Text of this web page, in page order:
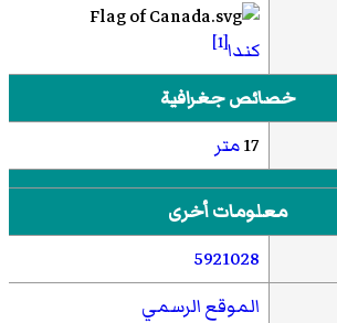
كندا[1]
خصائص جغرافية
17متر
معلومات أخرى
5921028
الموقع الرسمي